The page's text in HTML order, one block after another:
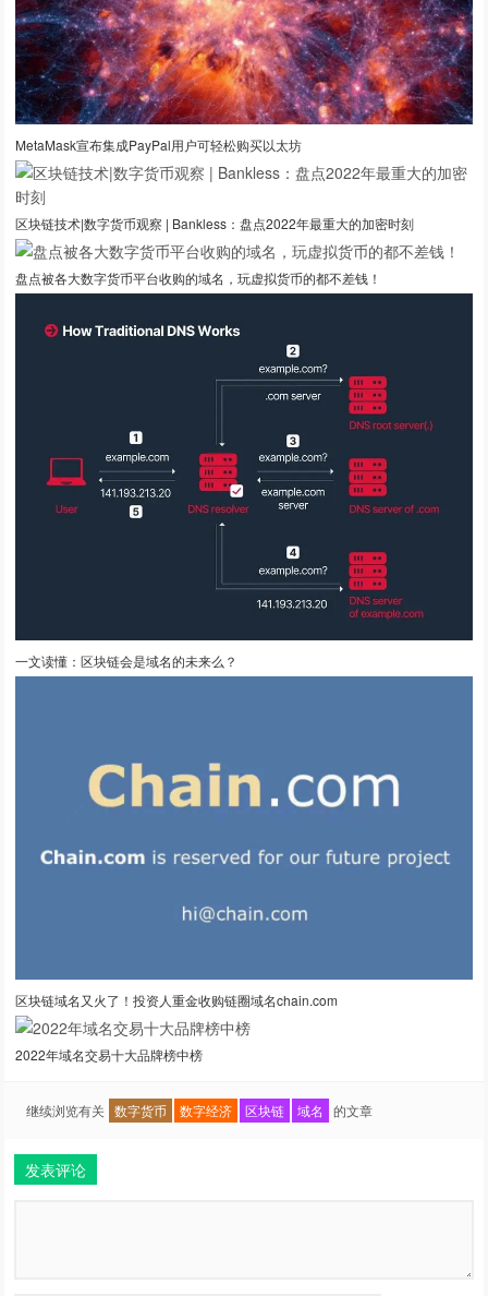
MetaMask宣布集成PayPal用户可轻松购买以太坊
区块链技术|数字货币观察 | Bankless：盘点2022年最重大的加密时刻
盘点被各大数字货币平台收购的域名，玩虚拟货币的都不差钱！
一文读懂：区块链会是域名的未来么？
区块链域名又火了！投资人重金收购链圈域名chain.com
2022年域名交易十大品牌榜中榜
继续浏览有关 数字货币 数字经济 区块链 域名 的文章
发表评论